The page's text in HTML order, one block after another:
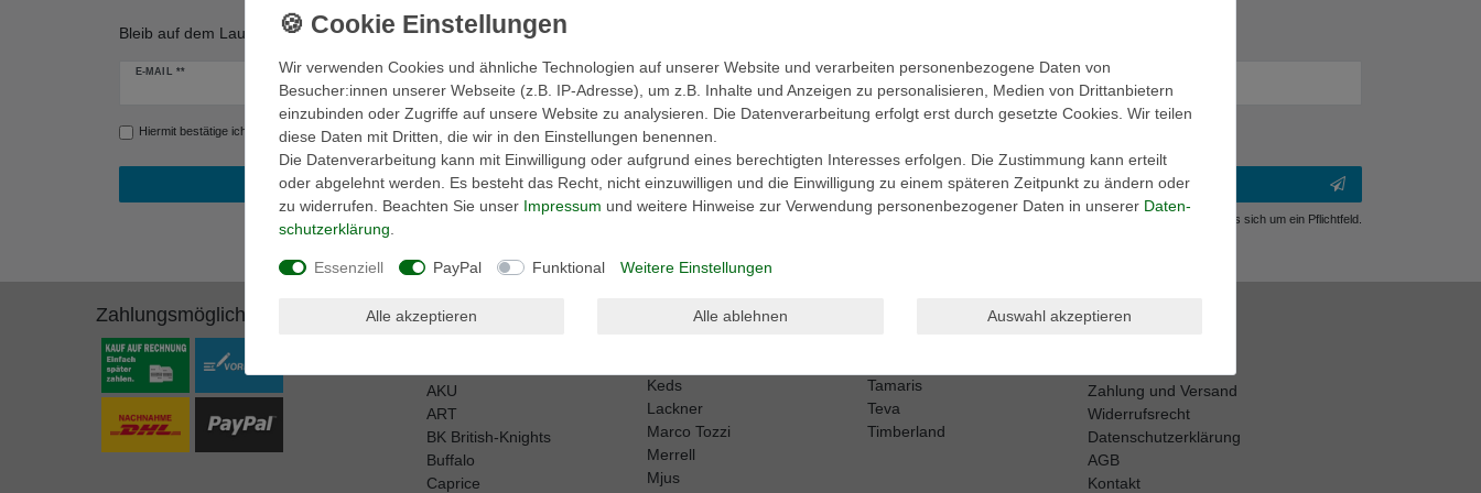
Bleib auf dem Laufenden! Erfahre von unseren Werbeaktionen.
E-MAIL **
Newsletter
Hiermit bestätige ich, dass ich die Daten­schutz­erklärung gelesen habe. Meine Einwilligung kann ich jederzeit widerrufen.**
Abonnieren
** Hierbei handelt es sich um ein Pflichtfeld.
Zahlungsmöglichkeiten Marken
AKU
ART
BK British-Knights
Buffalo
Caprice
Harley Davidson
Keds
Lackner
Marco Tozzi
Merrell
Mjus
Tamaris
Teva
Timberland
Shop Info
Zahlung und Versand
Widerrufsrecht
Datenschutzerklärung
AGB
Kontakt
Wir verwenden Cookies und ähnliche Technologien auf unserer Website und verarbeiten personenbezogene Daten von
Besucher:innen unserer Webseite (z.B. IP-Adresse), um z.B. Inhalte und Anzeigen zu personalisieren, Medien von Drittanbietern
einzubinden oder Zugriffe auf unsere Website zu analysieren. Die Datenverarbeitung erfolgt erst durch gesetzte Cookies. Wir teilen
diese Daten mit Dritten, die wir in den Einstellungen benennen.
Die Datenverarbeitung kann mit Einwilligung oder aufgrund eines berechtigten Interesses erfolgen. Die Zustimmung kann erteilt
oder abgelehnt werden. Es besteht das Recht, nicht einzuwilligen und die Einwilligung zu einem späteren Zeitpunkt zu ändern oder
zu widerrufen. Beachten Sie unser Impressum und weitere Hinweise zur Verwendung personenbezogener Daten in unserer Daten­
schutz­erklärung
Essenziell PayPal Funktional Weitere Einstellungen
Alle akzeptieren Alle ablehnen Auswahl akzeptieren